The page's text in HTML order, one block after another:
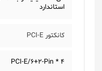
استاندارد
کانکتور PCI-E
4 * PCI-E/6+2-Pin